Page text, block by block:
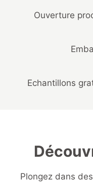
Ouverture
Echantillons
Plongez dans